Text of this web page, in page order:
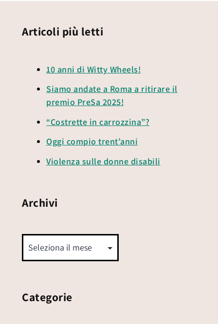
Articoli più letti
10 anni di Witty Wheels!
Siamo andate a Roma a ritirare il
premio PreSa 2025!
“Costrette in carrozzina”?
Oggi compio trent’anni
Violenza sulle donne disabili
Archivi
Categorie